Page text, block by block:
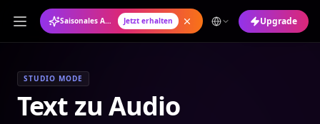
Saisonales Angebot: Jahresabo mit 50 % Rabatt Jetzt erhalten Upgrade
STUDIO MODE
Text zu Audio